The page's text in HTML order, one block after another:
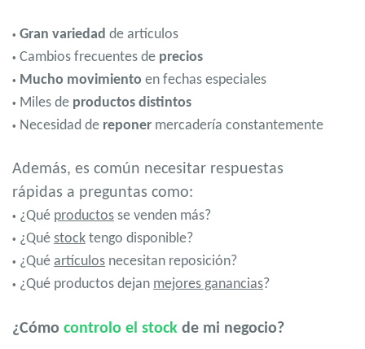
• Gran variedad de artículos
• Cambios frecuentes de precios
• Mucho movimiento en fechas especiales
• Miles de productos distintos
• Necesidad de reponer mercadería constantemente
Además, es común necesitar respuestas
rápidas a preguntas como:
• ¿Qué productos se venden más?
• ¿Qué stock tengo disponible?
• ¿Qué artículos necesitan reposición?
• ¿Qué productos dejan mejores ganancias?
¿Cómo controlo el stock de mi negocio?